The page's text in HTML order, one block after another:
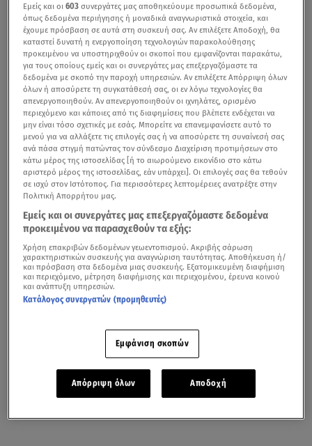
Εμείς και οι603 συνεργάτες μας αποθηκεύουμε προσωπικά δεδομένα,
όπως δεδομένα περιήγησης ή μοναδικά αναγνωριστικά στοιχεία, και
έχουμε πρόσβαση σε αυτά στη συσκευή σας. Αν επιλέξετε Αποδοχή, θα
καταστεί δυνατή η ενεργοποίηση τεχνολογιών παρακολούθησης
προκειμένου να υποστηριχθούν οι σκοποί που εμφανίζονται παρακάτω,
για τους οποίους εμείς και οι συνεργάτες μας επεξεργαζόμαστε τα
δεδομένα με σκοπό την παροχή υπηρεσιών. Αν επιλέξετε Απόρριψη όλων
όλων ή αποσύρετε τη συγκατάθεσή σας, οι εν λόγω τεχνολογίες θα
απενεργοποιηθούν. Αν απενεργοποιηθούν οι ιχνηλάτες, ορισμένο
περιεχόμενο και κάποιες από τις διαφημίσεις που βλέπετε ενδέχεται να
μην είναι τόσο σχετικές με εσάς. Μπορείτε να επανεμφανίσετε αυτό το
μενού για να αλλάξετε τις επιλογές σας ή να αποσύρετε τη συναίνεσή σας
ανά πάσα στιγμή πατώντας τον σύνδεσμο Διαχείριση προτιμήσεων στο
κάτω μέρος της ιστοσελίδας [ή το αιωρούμενο εικονίδιο στο κάτω
αριστερό μέρος της ιστοσελίδας, εάν υπάρχει]. Οι επιλογές σας θα τεθούν
σε ισχύ στον Ιστότοπος. Για περισσότερες λεπτομέρειες ανατρέξτε στην
Πολιτική Απορρήτου μας.
Εμείς και οι συνεργάτες μας επεξεργαζόμαστε δεδομένα
προκειμένου να παρασχεθούν τα εξής:
Χρήση επακριβών δεδομένων γεωεντοπισμού. Ακριβής σάρωση
χαρακτηριστικών συσκευής για αναγνώριση ταυτότητας. Αποθήκευση ή/
και πρόσβαση στα δεδομένα μιας συσκευής. Εξατομικευμένη διαφήμιση
και περιεχόμενο, μέτρηση διαφήμισης και περιεχομένου, έρευνα κοινού
και ανάπτυξη υπηρεσιών.
Κατάλογος συνεργατών (προμηθευτές)
Εμφάνιση σκοπών
Απόρριψη όλων Αποδοχή